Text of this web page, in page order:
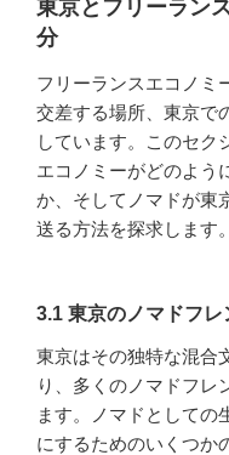
東京とフリーラン
分
フリーランスエコノミ
交差する場所、東京で
しています。このセク
エコノミーがどのよう
か、そしてノマドが東
送る方法を探求します。
3.1 東京のノマドフレ
東京はその独特な混合
り、多くのノマドフレ
ます。ノマドとしての
にするためのいくつか